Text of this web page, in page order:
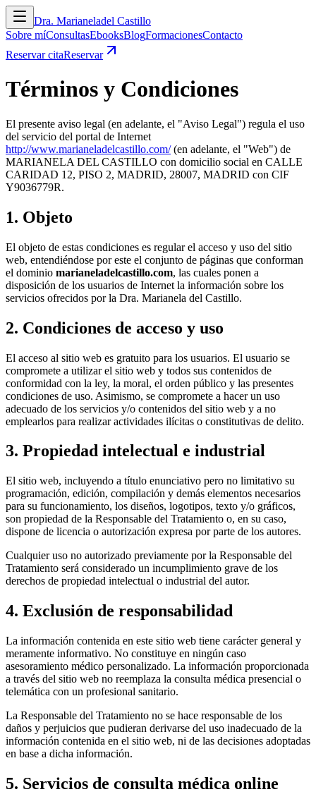
Dra. Marianeladel Castillo
Sobre míConsultasEbooksBlogFormacionesContacto
Reservar citaReservar
Términos y Condiciones
El presente aviso legal (en adelante, el "Aviso Legal") regula el uso
del servicio del portal de Internet
http://www.marianeladelcastillo.com/(en adelante, el "Web") de
MARIANELA DEL CASTILLO con domicilio social en CALLE
CARIDAD 12, PISO 2, MADRID, 28007, MADRID con CIF
Y9036779R.
1. Objeto
El objeto de estas condiciones es regular el acceso y uso del sitio
web, entendiéndose por este el conjunto de páginas que conforman
el dominio marianeladelcastillo.com, las cuales ponen a
disposición de los usuarios de Internet la información sobre los
servicios ofrecidos por la Dra. Marianela del Castillo.
2. Condiciones de acceso y uso
El acceso al sitio web es gratuito para los usuarios. El usuario se
compromete a utilizar el sitio web y todos sus contenidos de
conformidad con la ley, la moral, el orden público y las presentes
condiciones de uso. Asimismo, se compromete a hacer un uso
adecuado de los servicios y/o contenidos del sitio web y a no
emplearlos para realizar actividades ilícitas o constitutivas de delito.
3. Propiedad intelectual e industrial
El sitio web, incluyendo a título enunciativo pero no limitativo su
programación, edición, compilación y demás elementos necesarios
para su funcionamiento, los diseños, logotipos, texto y/o gráficos,
son propiedad de la Responsable del Tratamiento o, en su caso,
dispone de licencia o autorización expresa por parte de los autores.
Cualquier uso no autorizado previamente por la Responsable del
Tratamiento será considerado un incumplimiento grave de los
derechos de propiedad intelectual o industrial del autor.
4. Exclusión de responsabilidad
La información contenida en este sitio web tiene carácter general y
meramente informativo. No constituye en ningún caso
asesoramiento médico personalizado. La información proporcionada
a través del sitio web no reemplaza la consulta médica presencial o
telemática con un profesional sanitario.
La Responsable del Tratamiento no se hace responsable de los
daños y perjuicios que pudieran derivarse del uso inadecuado de la
información contenida en el sitio web, ni de las decisiones adoptadas
en base a dicha información.
5. Servicios de consulta médica online